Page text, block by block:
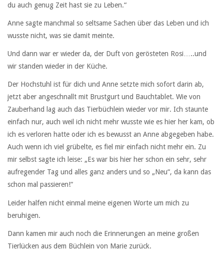
du auch genug Zeit hast sie zu Leben.“
Anne sagte manchmal so seltsame Sachen über das Leben und ich
wusste nicht, was sie damit meinte.
Und dann war er wieder da, der Duft von gerösteten Rosi…..und
wir standen wieder in der Küche.
Der Hochstuhl ist für dich und Anne setzte mich sofort darin ab,
jetzt aber angeschnallt mit Brustgurt und Bauchtablet. Wie von
Zauberhand lag auch das Tierbüchlein wieder vor mir. Ich staunte
einfach nur, auch weil ich nicht mehr wusste wie es hier her kam, ob
ich es verloren hatte oder ich es bewusst an Anne abgegeben habe.
Auch wenn ich viel grübelte, es fiel mir einfach nicht mehr ein. Zu
mir selbst sagte ich leise: „Es war bis hier her schon ein sehr, sehr
aufregender Tag und alles ganz anders und so „Neu“, da kann das
schon mal passieren!“
Leider halfen nicht einmal meine eigenen Worte um mich zu
beruhigen.
Dann kamen mir auch noch die Erinnerungen an meine großen
Tierlücken aus dem Büchlein von Marie zurück.